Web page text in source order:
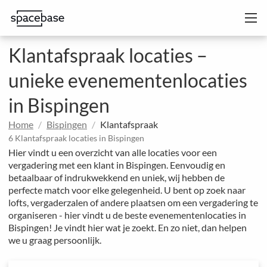
Klantafspraak locaties –
unieke evenementenlocaties
in Bispingen
Home Bispingen Klantafspraak
6 Klantafspraak locaties in Bispingen
Hier vindt u een overzicht van alle locaties voor een
vergadering met een klant in Bispingen. Eenvoudig en
betaalbaar of indrukwekkend en uniek, wij hebben de
perfecte match voor elke gelegenheid. U bent op zoek naar
lofts, vergaderzalen of andere plaatsen om een vergadering te
organiseren - hier vindt u de beste evenementenlocaties in
Bispingen! Je vindt hier wat je zoekt. En zo niet, dan helpen
we u graag persoonlijk.